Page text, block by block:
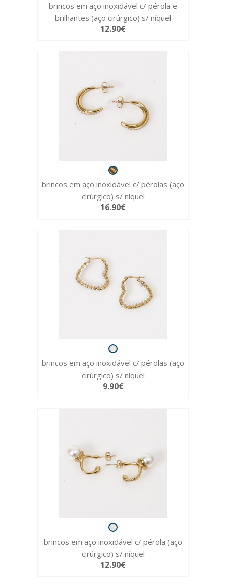
brincos em aço inoxidável c/ pérola e
brilhantes (aço cirúrgico) s/ níquel
12.90€
brincos em aço inoxidável c/ pérolas (aço
cirúrgico) s/ níquel
16.90€
brincos em aço inoxidável c/ pérolas (aço
cirúrgico) s/ níquel
9.90€
brincos em aço inoxidável c/ pérola (aço
cirúrgico) s/ níquel
12.90€